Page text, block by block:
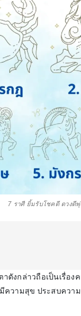
7 ราศี ยิ้มรับโชคดี ดวงดีพุ่
าดังกล่าวถือเป็นเรื่
วามสุข ประสบความ